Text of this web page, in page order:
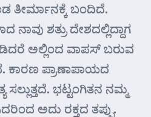
ತೀರ್ಮಾನಕ್ಕೆ ಬಂದಿದೆ.
ಶತ್ರು ದೇಶದಲ್ಲಿದ್ದಾಗ
ಅಲ್ಲಿಂದ ವಾಪಸ್ ಬರುವ
ಕಾರಣ ಪ್ರಾಣಾಪಾಯದ
ಸಲ್ಲುತ್ತದೆ. ಭಟ್ಟಂಗಿತನ ನಮ್ಮ
ಅದು ರಕ್ತದ ತಪ್ಪು.